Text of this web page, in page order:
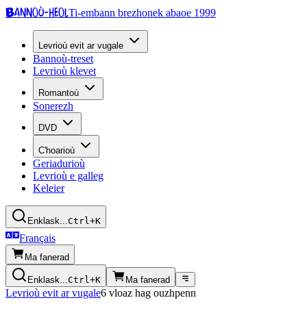
Bannoù-heolTi-embann brezhonek abaoe 1999
Levrioù evit ar vugale
Bannoù-treset
Levrioù klevet
Romantoù
Sonerezh
DVD
C'hoarioù
Geriadurioù
Levrioù e galleg
Keleier
Enklask...Ctrl+K
Français
Ma fanerad
Enklask...Ctrl+K Ma fanerad
Levrioù evit ar vugale6 vloaz hag ouzhpenn